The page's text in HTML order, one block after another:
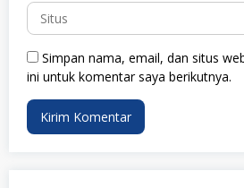
Simpan nama, email, dan situs
ini untuk komentar saya berikutnya.